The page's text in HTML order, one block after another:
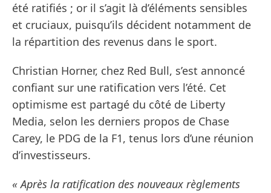
été ratifiés ; or il s’agit là d’éléments sensibles
et cruciaux, puisqu’ils décident notamment de
la répartition des revenus dans le sport.
Christian Horner, chez Red Bull, s’est annoncé
confiant sur une ratification vers l’été. Cet
optimisme est partagé du côté de Liberty
Media, selon les derniers propos de Chase
Carey, le PDG de la F1, tenus lors d’une réunion
d’investisseurs.
« Après la ratification des nouveaux règlements